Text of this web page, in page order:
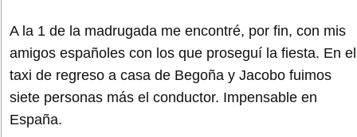
A la 1 de la madrugada me encontré, por fin, con mis
amigos españoles con los que proseguí la fiesta. En el
taxi de regreso a casa de Begoña y Jacobo fuimos
siete personas más el conductor. Impensable en
España.